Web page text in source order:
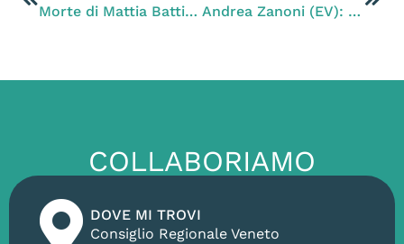
Morte di Mattia Battistetti. Zanoni (EV): “Famiglia attende giustizia. Veneti attendono maggiore sicurezza nei luoghi di lavoro.”
Andrea Zanoni (EV): “Gasolio nel Sile, sversamenti continui. La Regione non può più restare a guardare.”
COLLABORIAMO
DOVE MI TROVI
Consiglio Regionale Veneto